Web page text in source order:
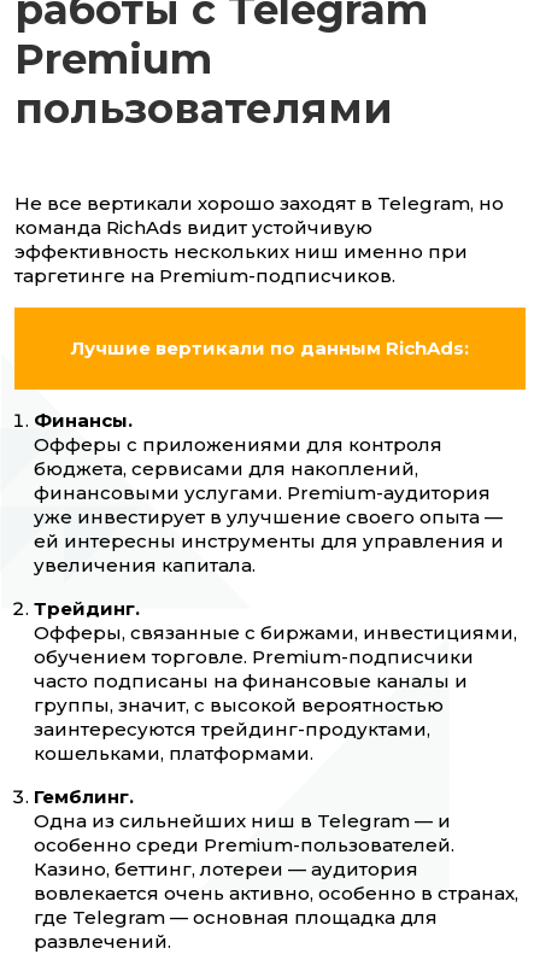
Premium
пользователями
Не все вертикали хорошо заходят в Telegram, но
команда RichAds видит устойчивую
эффективность нескольких ниш именно при
таргетинге на Premium-подписчиков.
Лучшие вертикали по данным RichAds:
Финансы.
Офферы с приложениями для контроля
бюджета, сервисами для накоплений,
финансовыми услугами. Premium-аудитория
уже инвестирует в улучшение своего опыта —
ей интересны инструменты для управления и
увеличения капитала.
Трейдинг.
Офферы, связанные с биржами, инвестициями,
обучением торговле. Premium-подписчики
часто подписаны на финансовые каналы и
группы, значит, с высокой вероятностью
заинтересуются трейдинг-продуктами,
кошельками, платформами.
Гемблинг.
Одна из сильнейших ниш в Telegram — и
особенно среди Premium-пользователей.
Казино, беттинг, лотереи — аудитория
вовлекается очень активно, особенно в странах,
где Telegram — основная площадка для
развлечений.